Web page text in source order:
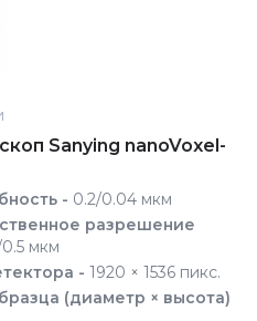
Sanying nanoVoxel-
- 0.2/0.04 мкм
разрешение
мкм
- 1920 × 1536 пикс.
(диаметр × высота)